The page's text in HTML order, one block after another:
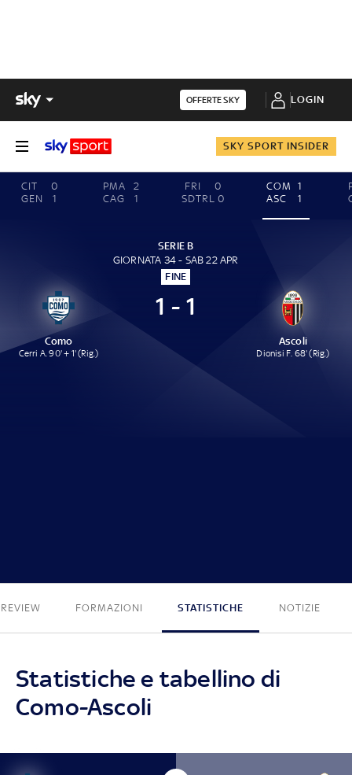
OFFERTE SKY LOGIN
SKY SPORT INSIDER
CIT
0
GEN
1
PMA
2
CAG
1
FRI
0
SDTRL 0
COM
1
ASC
1
SERIE B
GIORNATA 34 - SAB 22 APR
FINE
Como
Cerri A. 90' + 1' (Rig.)
1 - 1
Ascoli
Dionisi F. 68' (Rig.)
FORMAZIONI STATISTICHE NOTIZIE
Statistiche e tabellino di
Como-Ascoli